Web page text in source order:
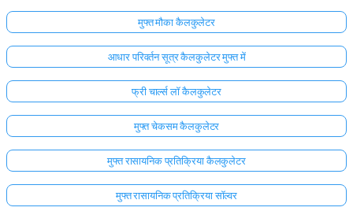
मुफ्त मौका कैलकुलेटर
आधार परिवर्तन सूत्र कैलकुलेटर मुफ्त में
फ्री चार्ल्स लॉ कैलकुलेटर
मुफ्त चेकसम कैलकुलेटर
मुफ्त रासायनिक प्रतिक्रिया कैलकुलेटर
मुफ्त रासायनिक प्रतिक्रिया सॉल्वर